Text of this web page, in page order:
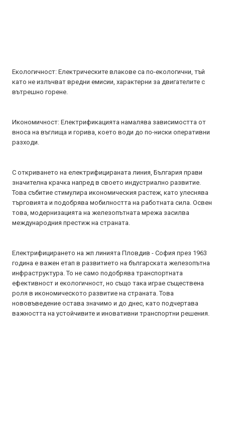
Екологичност: Електрическите влакове са по-екологични, тъй
като не излъчват вредни емисии, характерни за двигателите с
вътрешно горене.
Икономичност: Електрификацията намалява зависимостта от
вноса на въглища и горива, което води до по-ниски оперативни
разходи.
С откриването на електрифицираната линия, България прави
значителна крачка напред в своето индустриално развитие.
Това събитие стимулира икономическия растеж, като улеснява
търговията и подобрява мобилността на работната сила. Освен
това, модернизацията на железопътната мрежа засилва
международния престиж на страната.
Електрифицирането на жп линията Пловдив - София през 1963
година е важен етап в развитието на българската железопътна
инфраструктура. То не само подобрява транспортната
ефективност и екологичност, но също така играе съществена
роля в икономическото развитие на страната. Това
нововъведение остава значимо и до днес, като подчертава
важността на устойчивите и иновативни транспортни решения.